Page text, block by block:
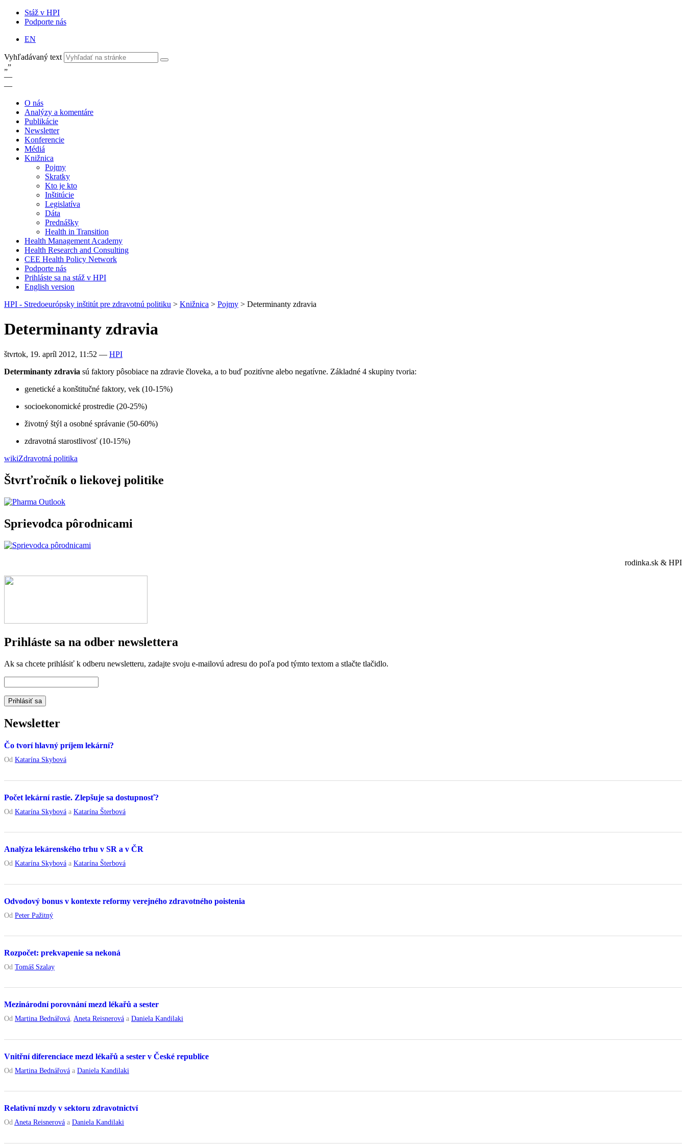
Stáž v HPI
Podporte nás
EN
Vyhľadávaný text
„”
—
—
O nás
Analýzy a komentáre
Publikácie
Newsletter
Konferencie
Médiá
Knižnica
Pojmy
Skratky
Kto je kto
Inštitúcie
Legislatíva
Dáta
Prednášky
Health in Transition
Health Management Academy
Health Research and Consulting
CEE Health Policy Network
Podporte nás
Prihláste sa na stáž v HPI
English version
HPI - Stredoeurópsky inštitút pre zdravotnú politiku > Knižnica > Pojmy > Determinanty zdravia
Determinanty zdravia
štvrtok, 19. apríl 2012, 11:52 — HPI
Determinanty zdravia sú faktory pôsobiace na zdravie človeka, a to buď pozitívne alebo negatívne. Základné 4 skupiny tvoria:
genetické a konštitučné faktory, vek (10-15%)
socioekonomické prostredie (20-25%)
životný štýl a osobné správanie (50-60%)
zdravotná starostlivosť (10-15%)
wikiZdravotná politika
Štvrťročník o liekovej politike
Sprievodca pôrodnicami
rodinka.sk & HPI
Prihláste sa na odber newslettera
Ak sa chcete prihlásiť k odberu newsletteru, zadajte svoju e-mailovú adresu do poľa pod týmto textom a stlačte tlačidlo.
Newsletter
Čo tvorí hlavný príjem lekární?
Od Katarína Skybová
Počet lekární rastie. Zlepšuje sa dostupnosť?
Od Katarína Skybová a Katarína Šterbová
Analýza lekárenského trhu v SR a v ČR
Od Katarína Skybová a Katarína Šterbová
Odvodový bonus v kontexte reformy verejného zdravotného poistenia
Od Peter Pažitný
Rozpočet: prekvapenie sa nekoná
Od Tomáš Szalay
Mezinárodní porovnání mezd lékařů a sester
Od Martina Bednářová, Aneta Reisnerová a Daniela Kandilaki
Vnitřní diferenciace mezd lékařů a sester v České republice
Od Martina Bednářová a Daniela Kandilaki
Relativní mzdy v sektoru zdravotnictví
OdAneta Reisnerová a Daniela Kandilaki